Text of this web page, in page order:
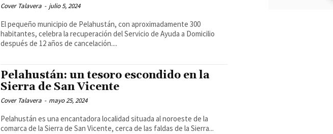
Cover Talavera - julio 5, 2024
El pequeño municipio de Pelahustán, con aproximadamente 300
habitantes, celebra la recuperación del Servicio de Ayuda a Domicilio
después de 12 años de cancelación....
Pelahustán: un tesoro escondido en la
Sierra de San Vicente
Cover Talavera - mayo 25, 2024
Pelahustán es una encantadora localidad situada al noroeste de la
comarca de la Sierra de San Vicente, cerca de las faldas de la Sierra...